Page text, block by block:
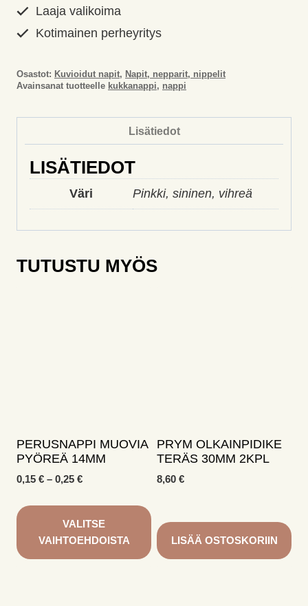
Laaja valikoima
Kotimainen perheyritys
Osastot: Kuvioidut napit, Napit, nepparit, nippelit
Avainsanat tuotteelle kukkanappi, nappi
Lisätiedot
LISÄTIEDOT
Väri Pinkki, sininen, vihreä
TUTUSTU MYÖS
PERUSNAPPI MUOVIA
PYÖREÄ 14MM
0,15 € – 0,25 €Hintaluokka:
-
0,25 €
VALITSE
VAIHTOEHDOISTA
PRYM OLKAINPIDIKE
TERÄS 30MM 2KPL
8,60 €
LISÄÄ OSTOSKORIIN